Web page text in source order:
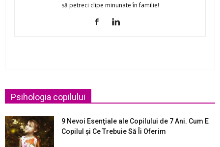
să petreci clipe minunate în familie!
Psihologia copilului
9 Nevoi Esenţiale ale Copilului de 7 Ani. Cum E
Copilul şi Ce Trebuie Să Îi Oferim